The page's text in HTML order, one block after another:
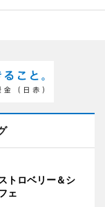
トロベリー＆シ
ェ